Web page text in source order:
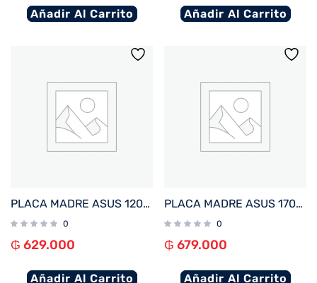
Añadir Al Carrito Añadir Al Carrito
PLACA MADRE ASUS 1200 PRIME H510M-F R3.0 S/R/HDMI/M2/DDR4/USB3.2/MATX
0
₲ 629.000
Añadir Al Carrito
PLACA MADRE ASUS 1700 PRIME H610M-K D4-CSM V/S/R/HDMI/M2/USB3.2/MATX
0
₲ 679.000
Añadir Al Carrito